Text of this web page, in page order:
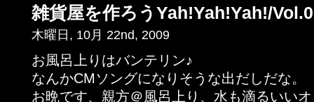
雑貨屋を作ろうYah!Yah!Yah!/
木曜日, 10月 22nd, 2009
お風呂上りはバンテリン♪
なんかCMソングになりそうな出だしだな。
お晩です、親方＠風呂上り、水も滴るいい